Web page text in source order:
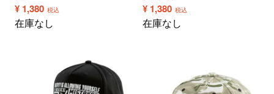
¥ 1,380 税込
在庫なし
¥ 1,380 税込
在庫なし